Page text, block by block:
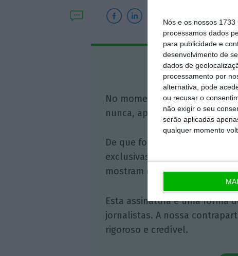
Nós e os nossos 1733
processamos dados
para publicidade e
desenvolvimento de
dados de
processamento por
alternativa, pode
ou recusar o
não exigir o seu
serão aplicadas
qualquer momento
Assine o
No momento em que a
nunca, apoie o jornalismo
De que forma? Assine o ECO
exclusivas, à opinião que
mostram o outro lado da
Esta assinatura é uma forma
jornalistas. A nossa
rigoroso e credível.